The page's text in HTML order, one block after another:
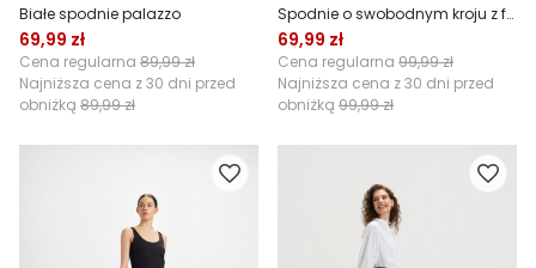
Białe spodnie palazzo
69,99 zł
Cena regularna 89,99 zł
Najniższa cena z 30 dni przed
obniżką 89,99 zł
Spodnie o swobodnym kroju z falbankami
69,99 zł
Cena regularna 99,99 zł
Najniższa cena z 30 dni przed
obniżką 99,99 zł